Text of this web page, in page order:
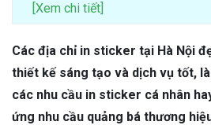
[Xem chi tiết]
Các địa chỉ in sticker tại Hà Nội
thiết kế sáng tạo và dịch vụ tốt,
các nhu cầu in sticker cá nhân
ứng nhu cầu quảng bá thương